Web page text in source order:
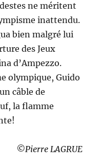
ne méritent
inattendu.
bien malgré lui
des Jeux
d’Ampezzo.
olympique, Guido
câble de
la flamme
©Pierre LAGRUE